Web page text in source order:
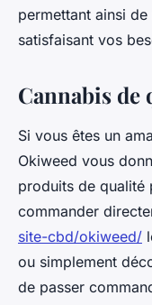
permettant ainsi
satisfaisant vos
Cannabis
Si vous êtes un
Okiweed vous
produits de qualité
commander
site-cbd/okiweed/
ou simplement
de passer